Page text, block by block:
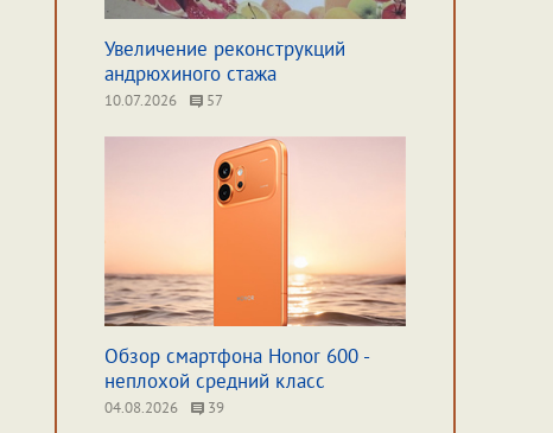
Увеличение реконструкций
андрюхиного стажа
10.07.2026 57
Обзор смартфона Honor 600 -
неплохой средний класс
04.08.2026 39